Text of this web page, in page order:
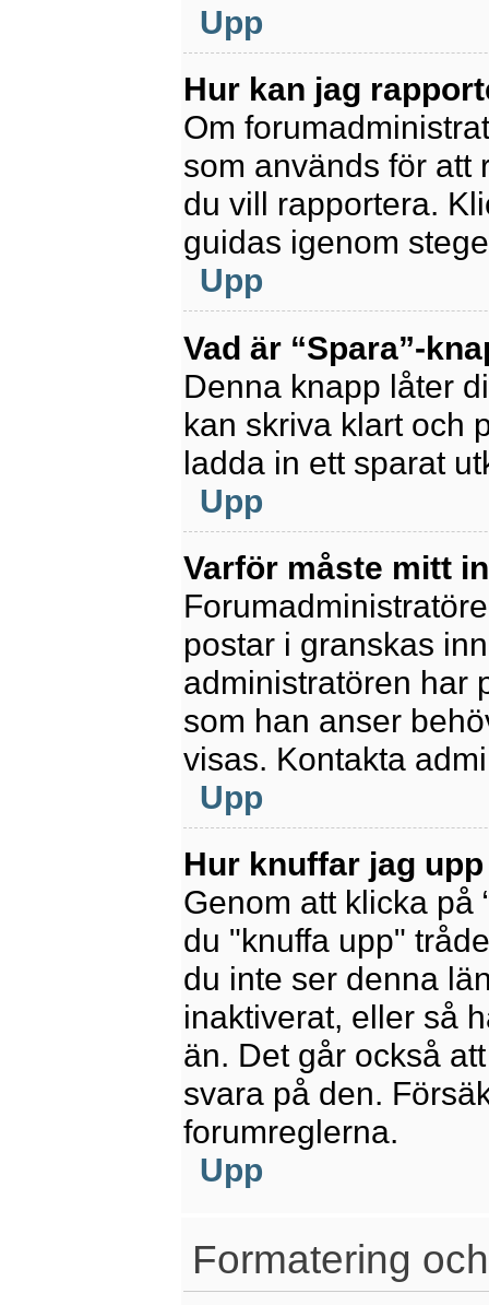
Upp
Hur kan jag
Om
som används för att
du vill rapportera.
guidas igenom
Upp
Vad är “Spara”-
Denna knapp låter
kan skriva klart och
ladda in ett sparat
Upp
Varför måste mitt
postar i granskas
administratören har
som han anser
visas. Kontakta
Upp
Hur knuffar jag
Genom att klicka på
du "knuffa upp"
du inte ser denna
inaktiverat, eller så
än. Det går också
svara på den.
forumreglerna.
Upp
Formatering